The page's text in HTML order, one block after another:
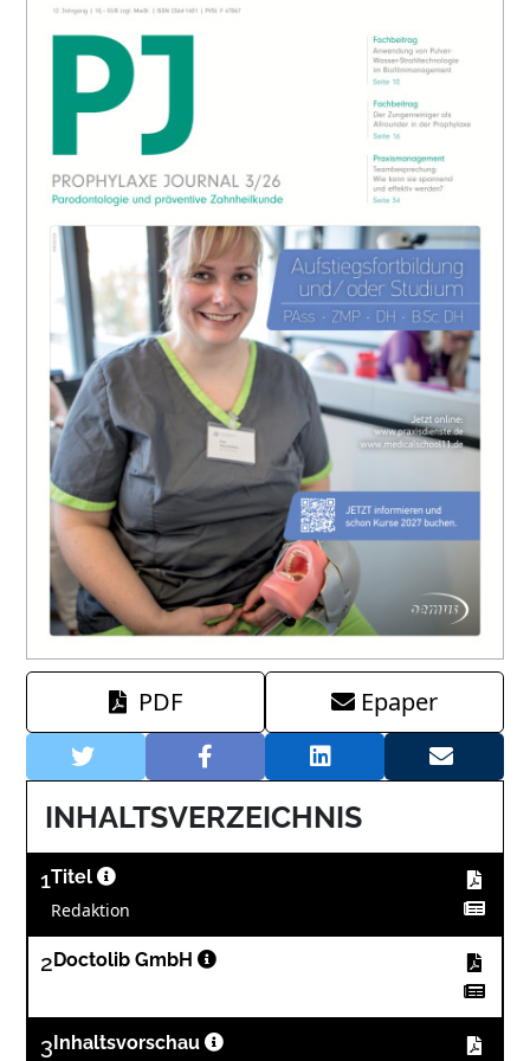
PDF Epaper
INHALTSVERZEICHNIS
1Titel
Redaktion
2 Doctolib GmbH
3 Inhaltsvorschau